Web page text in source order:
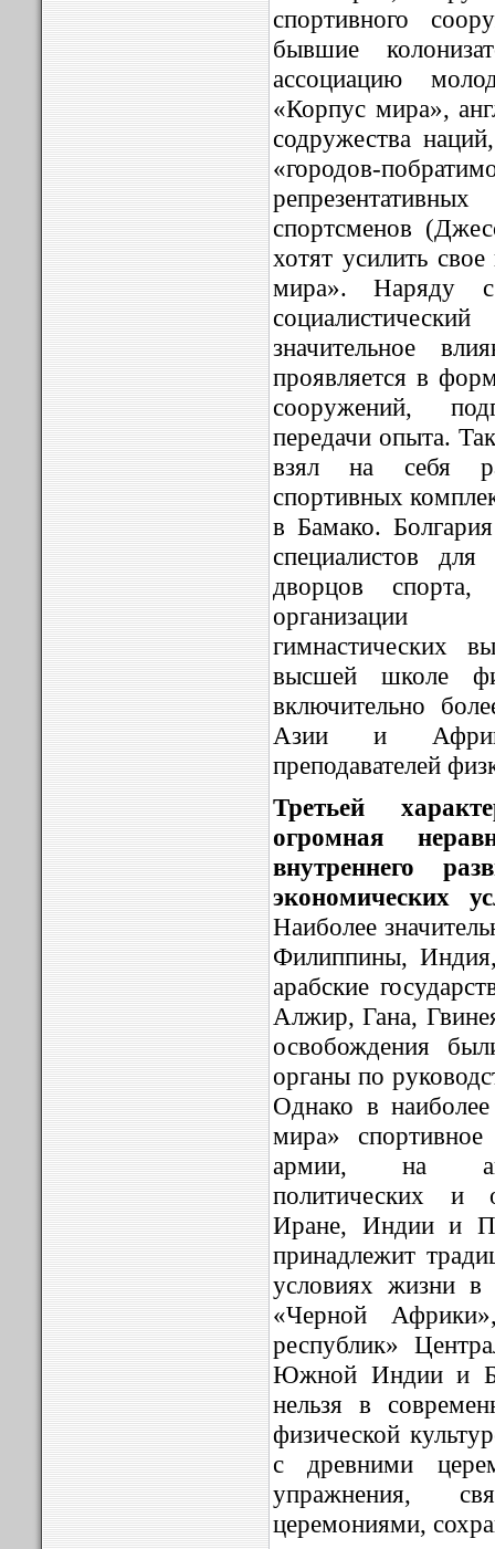
спортивного
бывшие
ассоциацию
«Корпус мира»,
содружества
«городов-
спортсменов
хотят усилить
мира». Наряду
значительное
проявляется в
сооружений,
передачи опыта.
взял на себя
спортивных
в Бамако.
специалистов для
дворцов
организации
гимнастических
высшей школе
включительно
Азии и
преподавателей
Третьей
огромная
внутреннего
экономических
Наиболее
Филиппины,
арабские
Алжир, Гана,
освобождения
органы по
Однако в
мира»
армии, на
политических и
Иране, Индии и
принадлежит
условиях жизни в
«Черной
республик»
Южной Индии и
нельзя в
физической
с древними
упражнения,
церемониями,